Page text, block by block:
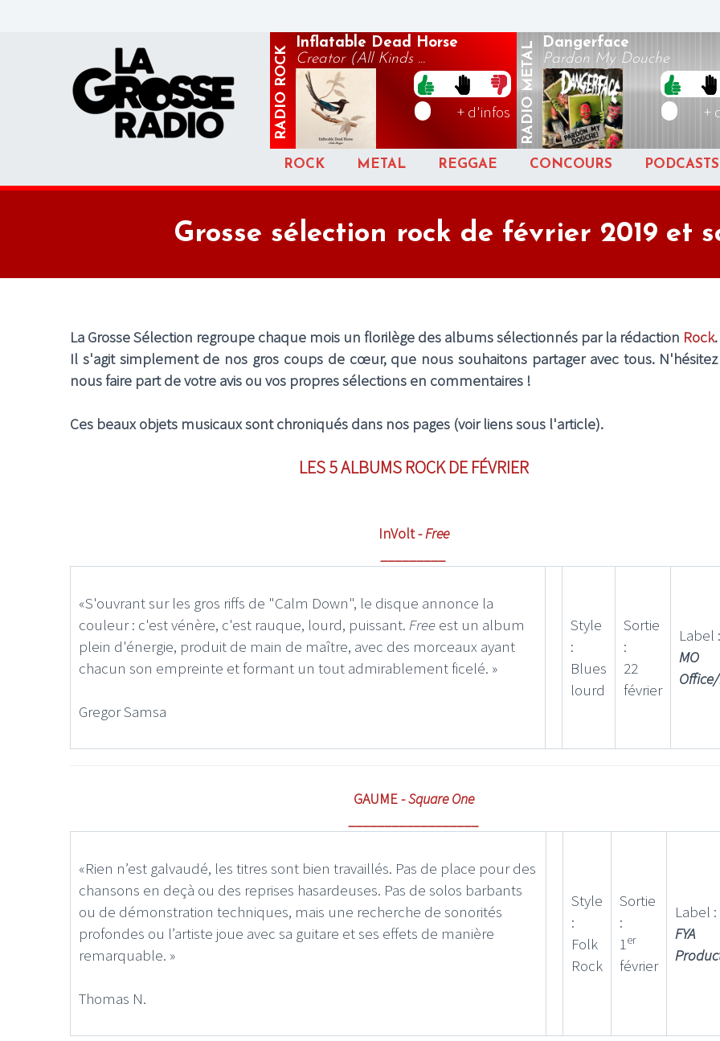
RADIO
ROCK
Inflatable Dead Horse
Creator (All Kinds ...
+ d'infos RADIO
METAL Dangerface
Pardon My Douche
+
ROCK METAL REGGAE CONCOURS PODCASTS
Grosse sélection rock de février 2019 et
La Grosse Sélection regroupe chaque mois un florilège des albums sélectionnés par la rédaction Rock.
Il s'agit simplement de nos gros coups de cœur, que nous souhaitons partager avec tous.
nous faire part de votre avis ou vos propres sélections en commentaires !
Ces beaux objets musicaux sont chroniqués dans nos pages (voir liens sous l'article).
LES 5 ALBUMS ROCK DE FÉVRIER
InVolt -Free
«S'ouvrant sur les gros riffs de "Calm Down", le disque annonce la
couleur : c'est vénère, c'est rauque, lourd, puissant. Free est un album
plein d'énergie, produit de main de maître, avec des morceaux ayant
chacun son empreinte et formant un tout admirablement ficelé. »
Gregor Samsa
Style
:
Blues
lourd
Sortie
:
22
février
Label :
MO
GAUME -Square One
«Rien n’est galvaudé, les titres sont bien travaillés. Pas de place pour des
chansons en deçà ou des reprises hasardeuses. Pas de solos barbants
ou de démonstration techniques, mais une recherche de sonorités
profondes ou l’artiste joue avec sa guitare et ses effets de manière
remarquable. »
Thomas N.
Style
:
Folk
Rock
Sortie
:
1er
février
Label :
FYA